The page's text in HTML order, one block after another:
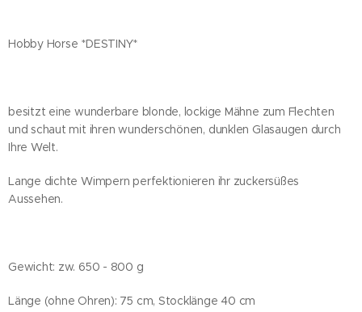
Hobby Horse *DESTINY*
besitzt eine wunderbare blonde, lockige Mähne zum Flechten
und schaut mit ihren wunderschönen, dunklen Glasaugen durch
Ihre Welt.
Lange dichte Wimpern perfektionieren ihr zuckersüßes
Aussehen.
Gewicht: zw. 650 - 800 g
Länge (ohne Ohren): 75 cm, Stocklänge 40 cm